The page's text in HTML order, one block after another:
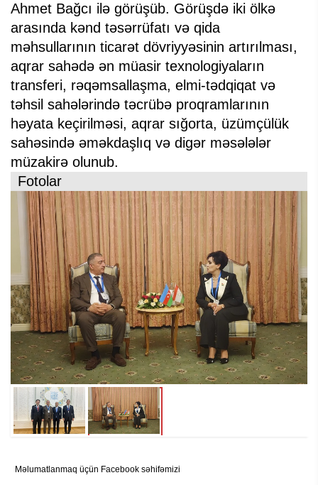
Ahmet Bağcı ilə görüşüb. Görüşdə iki ölkə
arasında kənd təsərrüfatı və qida
məhsullarının ticarət dövriyyəsinin artırılması,
aqrar sahədə ən müasir texnologiyaların
transferi, rəqəmsallaşma, elmi-tədqiqat və
təhsil sahələrində təcrübə proqramlarının
həyata keçirilməsi, aqrar sığorta, üzümçülük
sahəsində əməkdaşlıq və digər məsələlər
müzakirə olunub.
Fotolar
Məlumatlanmaq üçün Facebook səhifəmizi